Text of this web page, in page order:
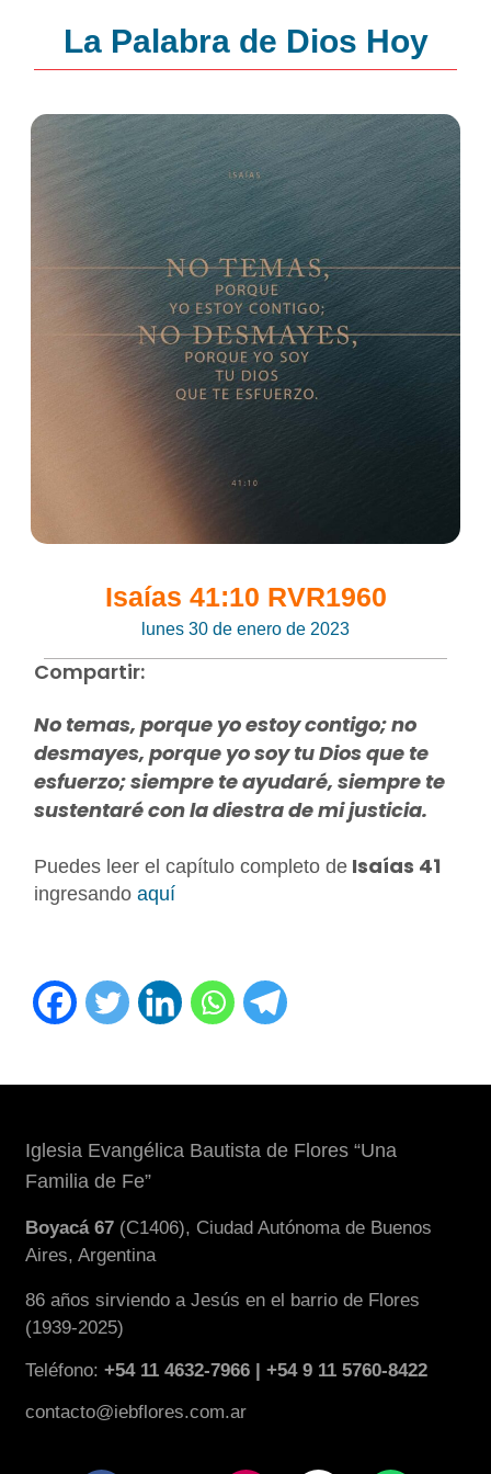
La Palabra de Dios Hoy
Isaías 41:10 RVR1960
lunes 30 de enero de 2023
Compartir:
No temas, porque yo estoy contigo; no
desmayes, porque yo soy tu Dios que te
esfuerzo; siempre te ayudaré, siempre te
sustentaré con la diestra de mi justicia.
Puedes leer el capítulo completo de Isaías 41
ingresandoaquí
Iglesia Evangélica Bautista de Flores “Una
Familia de Fe”
Boyacá 67 (C1406), Ciudad Autónoma de Buenos
Aires, Argentina
86 años sirviendo a Jesús en el barrio de Flores
(1939-2025)
Teléfono:+54 11 4632-7966 | +54 9 11 5760-8422
contacto@iebflores.com.ar